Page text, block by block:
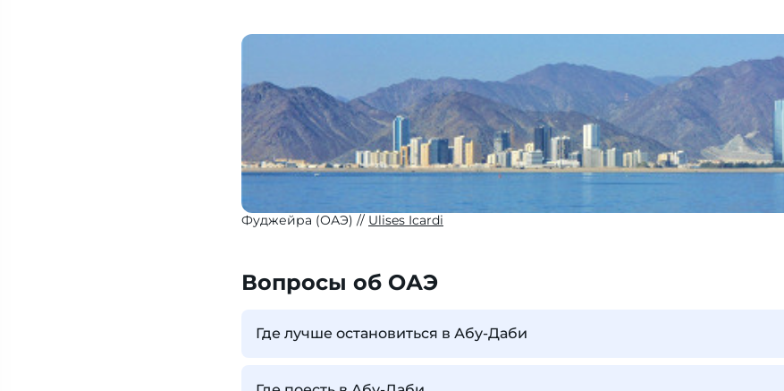
Фуджейра (ОАЭ) Ulises Icardi
Вопросы об ОАЭ
Где лучше остановиться в Абу-Даби